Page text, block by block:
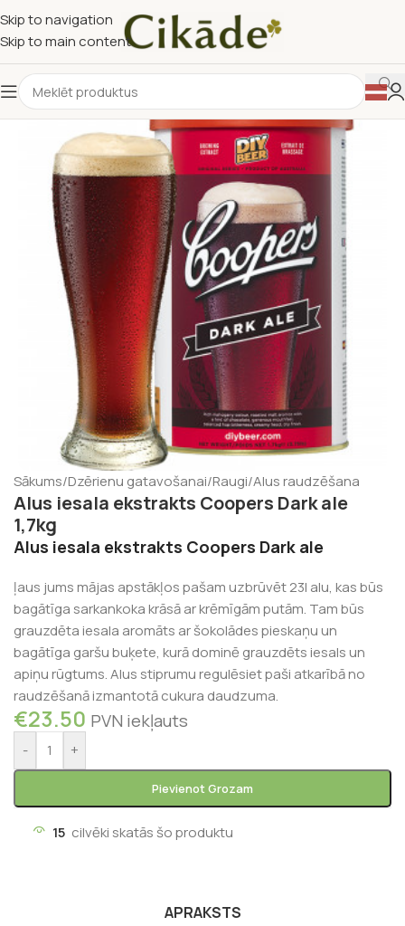
Skip to navigation
Skip to main content
Sākums/Dzērienu gatavošanai/Raugi/Alus raudzēšana
Alus iesala ekstrakts Coopers Dark ale
1,7kg
Alus iesala ekstrakts Coopers Dark ale
ļaus jums mājas apstākļos pašam uzbrūvēt 23l alu, kas būs
bagātīga sarkankoka krāsā ar krēmīgām putām. Tam būs
grauzdēta iesala aromāts ar šokolādes pieskaņu un
bagātīga garšu buķete, kurā dominē grauzdēts iesals un
apiņu rūgtums. Alus stiprumu regulēsiet paši atkarībā no
raudzēšanā izmantotā cukura daudzuma.
€23.50 PVN iekļauts
- +
Pievienot Grozam
15 cilvēki skatās šo produktu
APRAKSTS